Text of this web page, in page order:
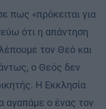
πως «πρόκειται για
ότι η απάντηση
τον Θεό και
ο Θεός δεν
Η Εκκλησία
αγαπάμε ο ένας τον